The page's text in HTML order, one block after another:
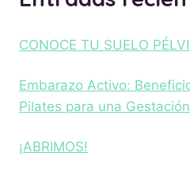
CONOCE TU SUELO
Embarazo Activo:
Pilates para una
¡ABRIMOS!